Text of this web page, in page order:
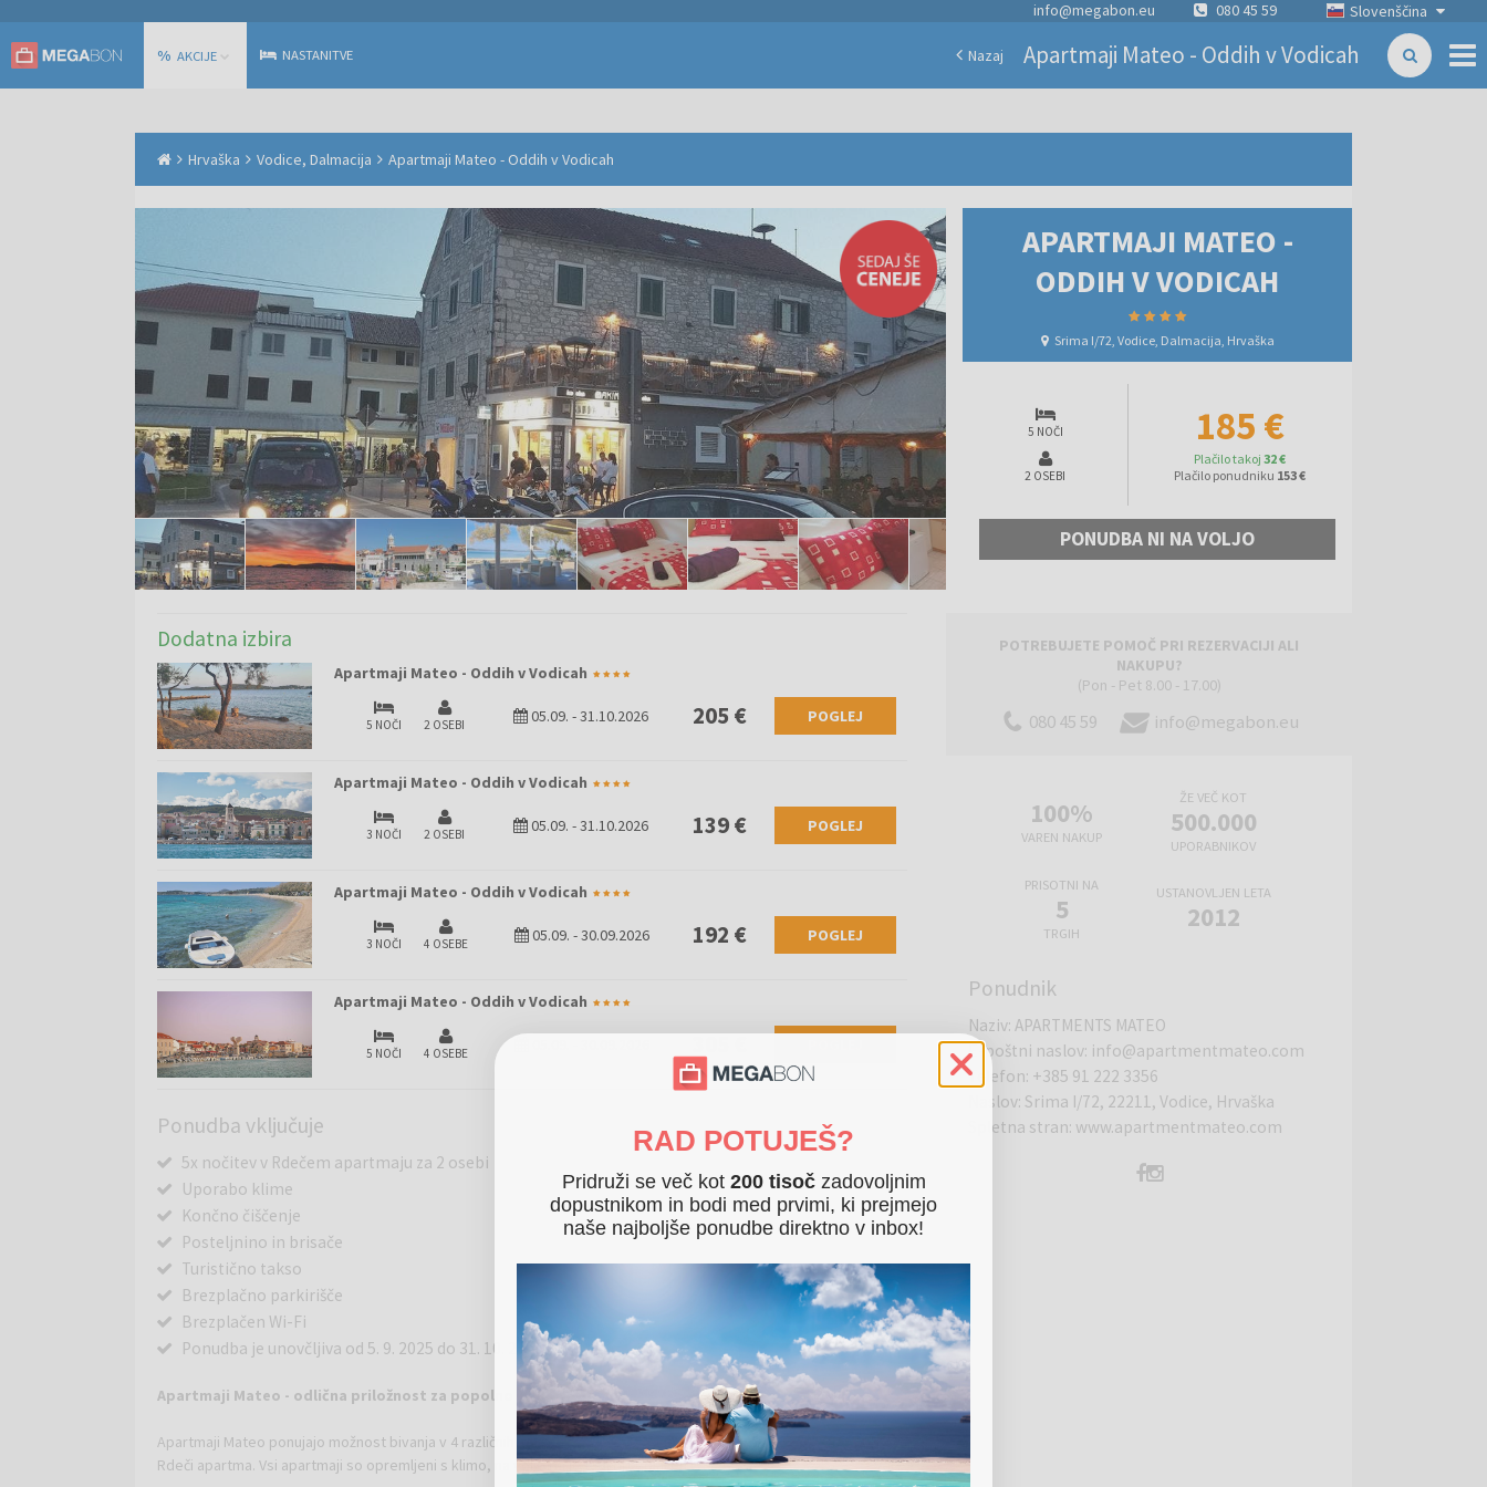
Slovenščina
info@megabon.eu 080 45 59
% AKCIJE NASTANITVE Nazaj Apartmaji Mateo - Oddih v Vodicah
Hrvaška Vodice, Dalmacija Apartmaji Mateo - Oddih v Vodicah
APARTMAJI MATEO -
ODDIH V VODICAH
Srima I/72, Vodice, Dalmacija, Hrvaška
5 NOČI
2 OSEBI
185 €
Plačilo takoj 32 €
Plačilo ponudniku 153 €
PONUDBA NI NA VOLJO
Dodatna izbira
Apartmaji Mateo - Oddih v Vodicah
5 NOČI 2 OSEBI 05.09. -31.10.2026 205 € POGLEJ
Apartmaji Mateo - Oddih v Vodicah
3 NOČI 2 OSEBI 05.09. -31.10.2026 139 € POGLEJ
Apartmaji Mateo - Oddih v Vodicah
3 NOČI 4 OSEBE 05.09. -30.09.2026 192 € POGLEJ
Apartmaji Mateo - Oddih v Vodicah
5 NOČI 4 OSEBE 305 €
Ponudba vključuje
5x nočitev v Rdečem apartmaju za 2 osebi
Uporabo klime
Končno čiščenje
Posteljnino in brisače
Turistično takso
Brezplačno parkirišče
Brezplačen Wi-Fi
Ponudba je unovčljiva od 5. 9. 2025 do 31. 10. 2025
Apartmaji Mateo - odlična priložnost za popolno sprostitev!
Apartmaji Mateo ponujajo možnost bivanja v 4 različnih apartmajih: Modri apartma, Zeleni apartma, Beli apartma in
Rdeči apartma. Vsi apartmaji so opremljeni s klimo, na voljo pa je tudi brezplačen Wi-Fi.
Več...
POTREBUJETE POMOČ PRI REZERVACIJI ALI
NAKUPU?
(Pon - Pet 8.00 - 17.00)
080 45 59 info@megabon.eu
100%
VAREN NAKUP
ŽE VEČ KOT
500.000
UPORABNIKOV
PRISOTNI NA
5
TRGIH
USTANOVLJEN LETA
2012
Ponudnik
Naziv:APARTMENTS MATEO
E-poštni naslov: info@apartmentmateo.com
Telefon: +385 91 222 3356
Naslov: Srima I/72, 22211, Vodice, Hrvaška
Spletna stran: www.apartmentmateo.com
RAD POTUJEŠ?
Pridruži se več kot 200 tisoč zadovoljnim
dopustnikom in bodi med prvimi, ki prejmejo
naše najboljše ponudbe direktno v inbox!